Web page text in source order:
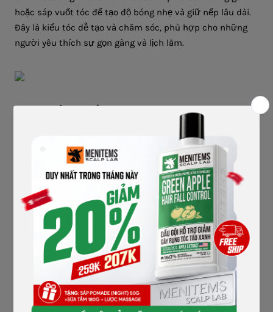
hoặc sáp vuốt tóc để tạo độ bóng nhẹ và giữ nếp lâu dài.
Đây là kiểu tóc dễ tạo và chăm sóc, phù hợp cho những
người yêu thích sự gọn gàng và lịch lãm.
3. KIỂU TÓC LỚP LAYER TRẺ
Kiểu tóc lớp Layer của Thành Long thể hiện phong cách
trẻ trung và năng động. Kiểu tóc này xuất hiện trong các
bộ phim hành động khi Thành Long còn trẻ, mang đến vẻ
ngoài hiện đại và rất dễ gần. Với các lớp tóc được cắt tỉa
thành nhiều tầng, mái tóc này giúp anh có được vẻ ngoài
bồng bềnh và tự nhiên, phù hợp với những vai diễn hài
hước và nhẹ nhàng.